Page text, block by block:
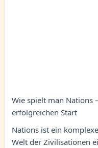
Wie spielt man Nations
erfolgreichen Start
Nations ist ein
Welt der Zivilisationen